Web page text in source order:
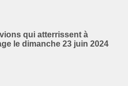
qui atterrissent à
le dimanche 23 juin 2024